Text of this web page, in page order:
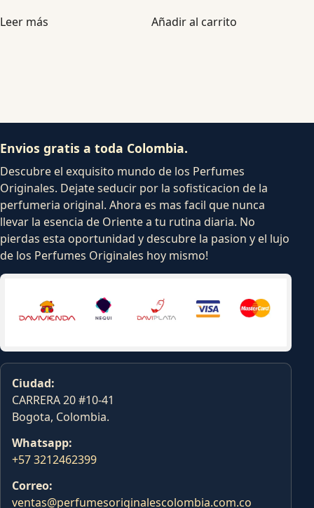
Leer más Añadir al carrito
Envios gratis a toda Colombia.
Descubre el exquisito mundo de los Perfumes
Originales. Dejate seducir por la sofisticacion de la
perfumeria original. Ahora es mas facil que nunca
llevar la esencia de Oriente a tu rutina diaria. No
pierdas esta oportunidad y descubre la pasion y el lujo
de los Perfumes Originales hoy mismo!
Ciudad:
CARRERA 20 #10-41
Bogota, Colombia.
Whatsapp:
+57 3212462399
Correo:
ventas@perfumesoriginalescolombia.com.co